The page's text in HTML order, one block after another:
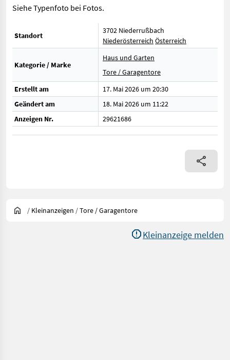
Siehe Typenfoto bei Fotos.
Standort
3702 Niederrußbach
Niederösterreich Österreich
Kategorie / Marke
Haus und Garten
Tore / Garagentore
Erstellt am
17. Mai 2026 um 20:30
Geändert am
18. Mai 2026 um 11:22
Anzeigen Nr.
29621686
/ Kleinanzeigen /Tore / Garagentore
Kleinanzeige melden